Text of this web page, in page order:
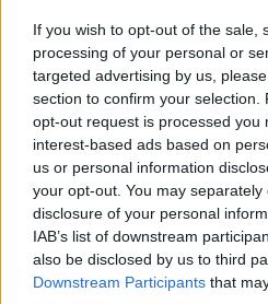
If you wish to opt-out of the sale,
processing of your personal or
targeted advertising by us,
section to confirm your selection.
opt-out request is processed you
interest-based ads based on
us or personal information
your opt-out. You may
disclosure of your personal
IAB’s list of downstream
also be disclosed by us to third
Downstream Participants that
TAIP PAT